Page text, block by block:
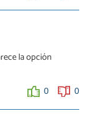
la opción
0 0